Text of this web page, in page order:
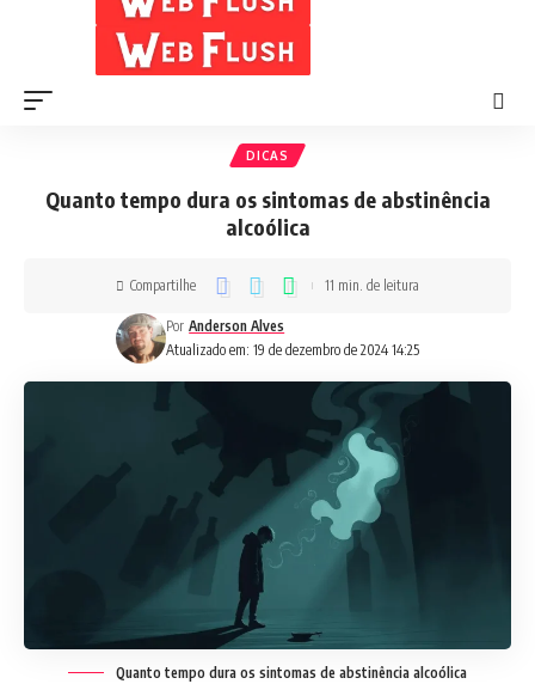
DICAS
Quanto tempo dura os sintomas de abstinência
alcoólica
Atualizado em: 19 de dezembro de 2024 14:25
Por Anderson Alves
Compartilhe 11 min. de leitura
Quanto tempo dura os sintomas de abstinência alcoólica